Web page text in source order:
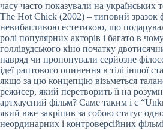
часу часто показували на українських
The Hot Chick (2002) – типовий зразок
невибагливою естетикою, що
ролі популярних акторів і багато в
голлівудського кіно початку
навряд чи пропонували серйозне
ідеї раптового опинення в тілі іншої
якщо за цю концепцію візьметься
режисер, який перетворить її на
артхаусний фільм? Саме таким і є
який вже закріпив за собою статус
неординарних і контроверсійних